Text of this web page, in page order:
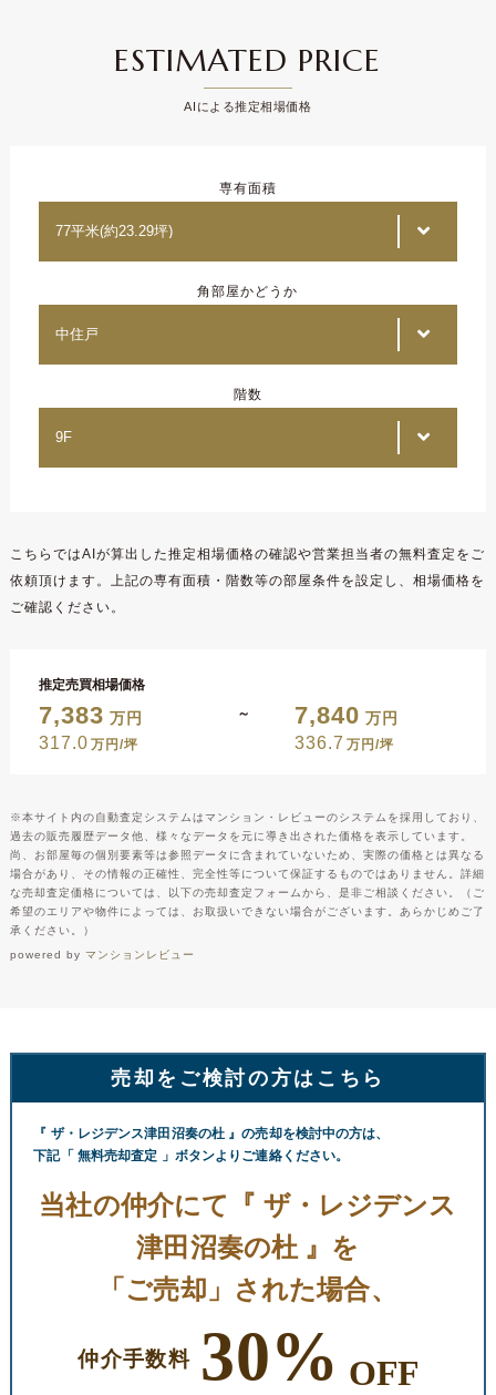
ESTIMATED PRICE
AIによる推定相場価格
専有面積
角部屋かどうか
階数
こちらではAIが算出した推定相場価格の確認や営業担当者の無料査定をご
依頼頂けます。上記の専有面積・階数等の部屋条件を設定し、相場価格を
ご確認ください。
推定売買相場価格
7,383 万円
317.0 万円/坪
～ 7,840 万円
336.7 万円/坪
※本サイト内の自動査定システムはマンション・レビューのシステムを採用しており、
過去の販売履歴データ他、様々なデータを元に導き出された価格を表示しています。
尚、お部屋毎の個別要素等は参照データに含まれていないため、実際の価格とは異なる
場合があり、その情報の正確性、完全性等について保証するものではありません。詳細
な売却査定価格については、以下の売却査定フォームから、是非ご相談ください。（ご
希望のエリアや物件によっては、お取扱いできない場合がございます。あらかじめご了
承ください。）
powered by マンションレビュー
売却をご検討の方はこちら
『 ザ・レジデンス津田沼奏の杜 』の売却を検討中の方は、
下記「 無料売却査定 」ボタンよりご連絡ください。
当社の仲介にて『 ザ・レジデンス
津田沼奏の杜 』を
「ご売却」された場合、
仲介手数料 30% OFF